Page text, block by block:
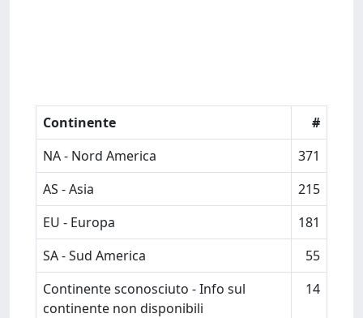
Continente
#
NA - Nord America
371
AS - Asia
215
EU - Europa
181
SA - Sud America
55
Continente sconosciuto - Info sul
continente non disponibili
14